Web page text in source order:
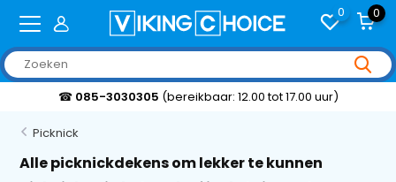
0 0
☎ 085-3030305 (bereikbaar: 12.00 tot 17.00 uur)
Picknick
Alle picknickdekens om lekker te kunnen